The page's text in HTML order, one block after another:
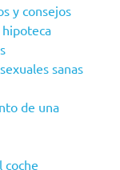
y consejos
sanas
de una
coche